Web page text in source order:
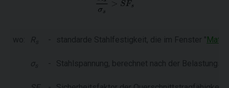
wo: Rs - standarde Stahlfestigkeit, die im Fenster "
σs - Stahlspannung, berechnet nach der